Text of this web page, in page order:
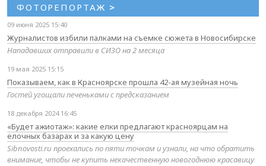
ФОТОРЕПОРТАЖ >
09 июня 2025 15:40
Журналистов избили палками на съемке сюжета в Новосибирске
Нападавших отправили в СИЗО на 2 месяца
19 мая 2025 15:15
Показываем, как в Красноярске прошла 42-ая музейная ночь
Гостей угощали печеньками с предсказанием
18 декабря 2024 16:45
«Будет ажиотаж»: какие елки предлагают красноярцам на
елочных базарах и за какую цену
Sibnovosti.ru проехались по пяти точкам и узнали, на что обратить
внимание, чтобы не купить некачественную новогоднюю красавицу